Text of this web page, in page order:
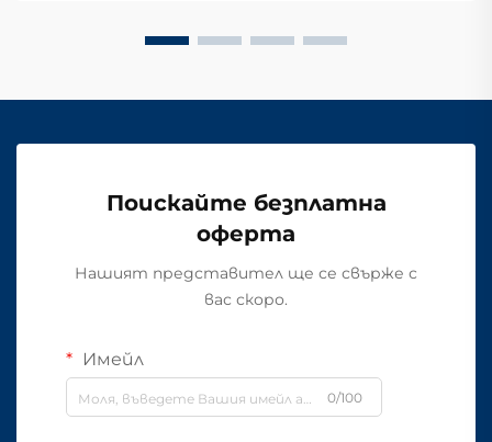
Поискайте безплатна
оферта
Нашият представител ще се свърже с
вас скоро.
Имейл
0/100